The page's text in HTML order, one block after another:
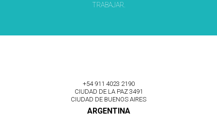
TRABAJAR.
+54 911 4023 2190
CIUDAD DE LA PAZ 3491
CIUDAD DE BUENOS AIRES
ARGENTINA